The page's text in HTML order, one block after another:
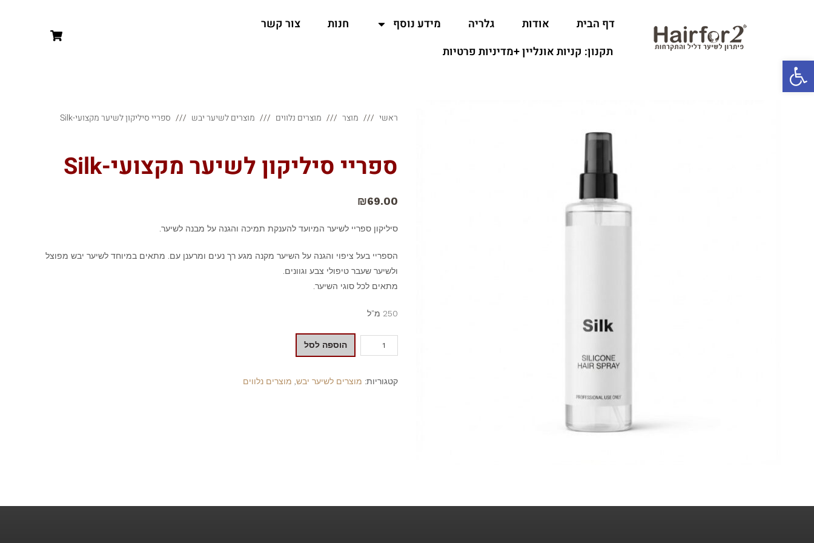
דף הבית אודות גלריה מידע נוסף חנות
צור קשר
תקנון: קניות אונליין +מדיניות פרטיות
ראשי מוצר מוצרים נלווים מוצרים לשיער יבש ספריי סיליקון לשיער מקצועי-Silk
ספריי סיליקון לשיער מקצועי-Silk
₪69.00
סיליקון ספריי לשיער המיועד להענקת תמיכה והגנה על מבנה לשיער.
הספריי בעל ציפוי והגנה על השיער מקנה מגע רך נעים ומרענן עם. מתאים במיוחד לשיער יבש מפוצל
ולשיער שעבר טיפולי צבע וגוונים.
מתאים לכל סוגי השיער.
250 מ"ל
הוספה לסל
קטגוריות: מוצרים לשיער יבש מוצרים נלווים
פתח סרגל נגישות